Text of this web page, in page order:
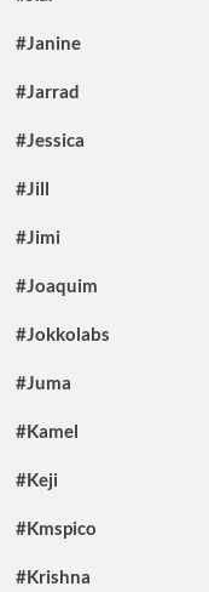
#Janine
#Jarrad
#Jessica
#Jill
#Jimi
#Joaquim
#Jokkolabs
#Juma
#Kamel
#Keji
#Kmspico
#Krishna